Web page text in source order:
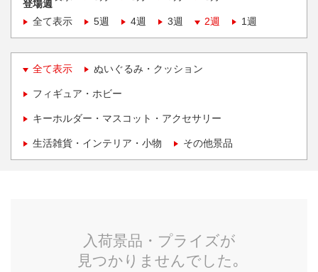
登場週
全て表示
5週 4週 3週 2週 1週
全て表示 ぬいぐるみ・クッション
フィギュア・ホビー
キーホルダー・マスコット・アクセサリー
生活雑貨・インテリア・小物 その他景品